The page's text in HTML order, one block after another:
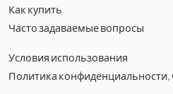
Как купить
Часто задаваемые вопросы
Условия использования
Политика конфиденциальности,